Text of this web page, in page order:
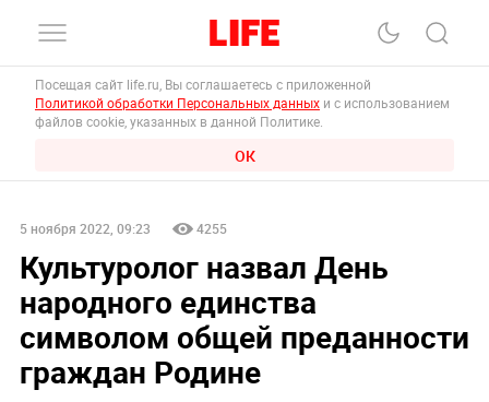
Посещая сайт life.ru, Вы соглашаетесь с приложенной
Политикой обработки Персональных данных и с использованием
файлов cookie, указанных в данной Политике.
ОК
5 ноября 2022, 09:23 4255
Культуролог назвал День
народного единства
символом общей преданности
граждан Родине